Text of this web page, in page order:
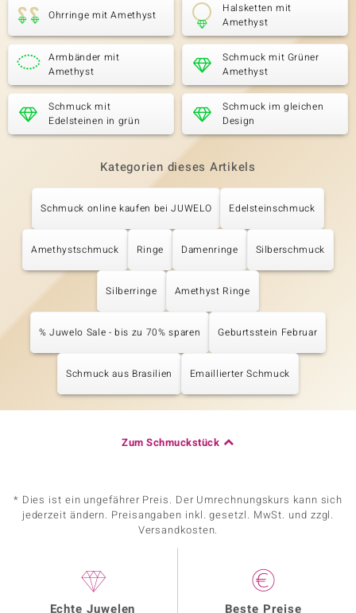
Ohrringe mit Amethyst
Halsketten mit
Amethyst
Armbänder mit
Amethyst
Schmuck mit Grüner
Amethyst
Schmuck mit
Edelsteinen in grün
Schmuck im gleichen
Design
Kategorien dieses Artikels
Schmuck online kaufen bei JUWELO Edelsteinschmuck
Amethystschmuck Ringe Damenringe Silberschmuck
Silberringe Amethyst Ringe
% Juwelo Sale - bis zu 70% sparen Geburtsstein Februar
Schmuck aus Brasilien Emaillierter Schmuck
Zum Schmuckstück
* Dies ist ein ungefährer Preis. Der Umrechnungskurs kann sich
jederzeit ändern. Preisangaben inkl. gesetzl. MwSt. und zzgl.
Versandkosten.
Echte Juwelen Beste Preise